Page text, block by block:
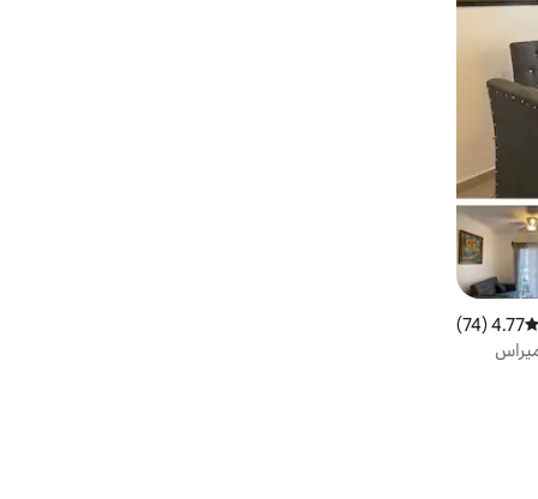
متوسط التقييم 4.77 من 5، 74 مراجعات
4.77 (74)